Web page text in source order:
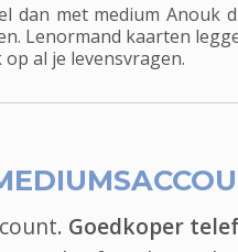
dan met medium
Lenormand kaarten
al je levensvragen.
Goedkoper